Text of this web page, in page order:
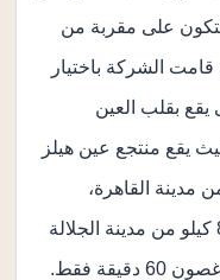
على مقربة من
الشركة باختيار
يقع بقلب العين
يقع منتجع عين هيلز
127 كيلومتر من مدينة القاهرة،
بالتحديد على هضبة الجلالة على بعد 8 كيلو من مدينة الجلالة
فقط.